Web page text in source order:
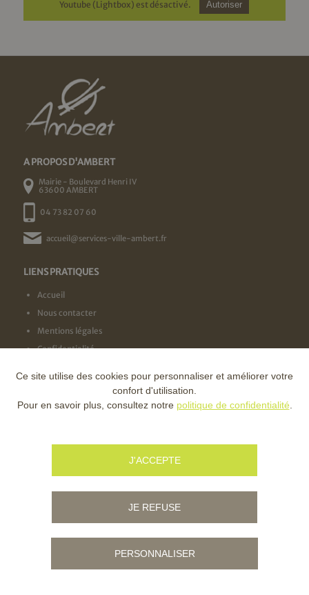
Youtube (Lightbox) est désactivé. Autoriser
A PROPOS D'AMBERT
Mairie - Boulevard Henri IV
63600 AMBERT
04 73 82 07 60
accueil@services-ville-ambert.fr
LIENS PRATIQUES
Accueil
Nous contacter
Mentions légales
Confidentialité
NOS LABELS
Ce site utilise des cookies pour personnaliser et améliorer votre
confort d'utilisation.
Pour en savoir plus, consultez notre politique de confidentialité
J'ACCEPTE
JE REFUSE
PERSONNALISER